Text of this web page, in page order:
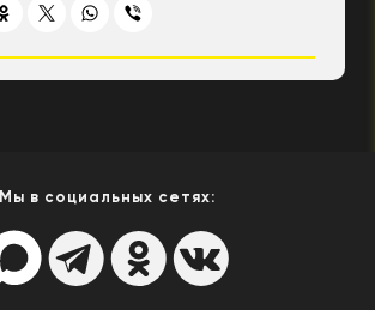
Мы в социальных сетях: